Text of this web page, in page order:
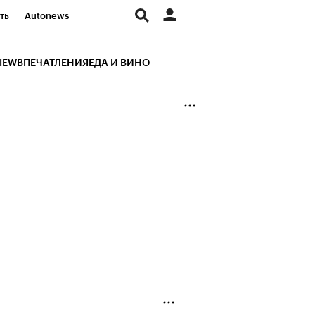
Autonews
ВПЕЧАТЛЕНИЯ ЕДА И ВИНО